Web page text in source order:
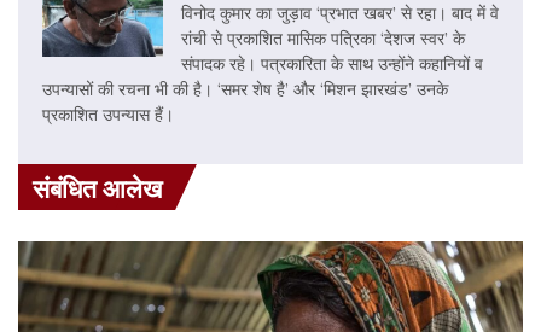
विनोद कुमार का जुड़ाव ‘प्रभात खबर’ से रहा। बाद में वे
रांची से प्रकाशित मासिक पत्रिका ‘देशज स्वर’ के
संपादक रहे। पत्रकारिता के साथ उन्होंने कहानियों व
उपन्यासों की रचना भी की है। ‘समर शेष है’ और ‘मिशन झारखंड’ उनके
प्रकाशित उपन्यास हैं।
संबंधित आलेख